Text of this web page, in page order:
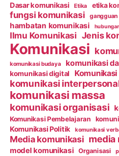
Dasar komunikasi Etika etika
fungsi komunikasi gangguan
hambatan komunikasi
Ilmu Komunikasi Jenis
Komunikasi
komunikasi budaya komunikasi
komunikasi digital
komunikasi
komunikasi massa
komunikasi organisasi
Komunikasi Pembelajaran
Komunikasi Politik komunikasi
Media komunikasi media
model komunikasi Organisasi